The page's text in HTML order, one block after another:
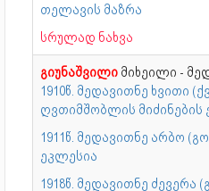
თელავის მაზრა
სრულად ნახვა
გიუნაშვილი მიხეილი -
1910წ. მედავითნე ხვითი
ღვთიმშობლის მიძინების
1911წ. მედავითნე არბო
ეკლესია
1918წ. მედავითნე ძევერა